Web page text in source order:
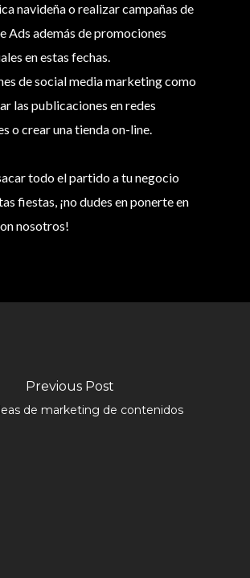
navideña o realizar campañas de
Ads además de promociones
en estas fechas.
de social media marketing como
las publicaciones en redes
o crear una tienda on-line.
todo el partido a tu negocio
fiestas, ¡no dudes en ponerte en
nosotros!
Previous Post
de marketing de contenidos